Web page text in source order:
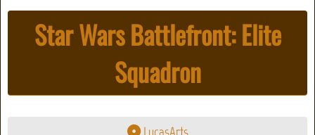
Star Wars Battlefront: Elite
Squadron
LucasArts